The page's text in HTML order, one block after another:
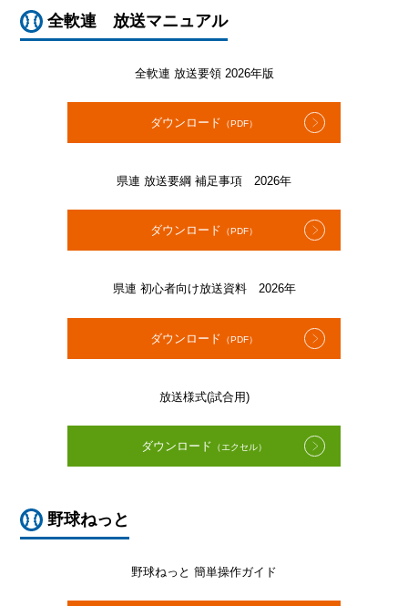
全軟連 放送マニュアル
全軟連 放送要領 2026年版
ダウンロード （PDF）
県連 放送要綱 補足事項 2026年
ダウンロード （PDF）
県連 初心者向け放送資料 2026年
ダウンロード （PDF）
放送様式(試合用)
ダウンロード （エクセル）
野球ねっと
野球ねっと 簡単操作ガイド